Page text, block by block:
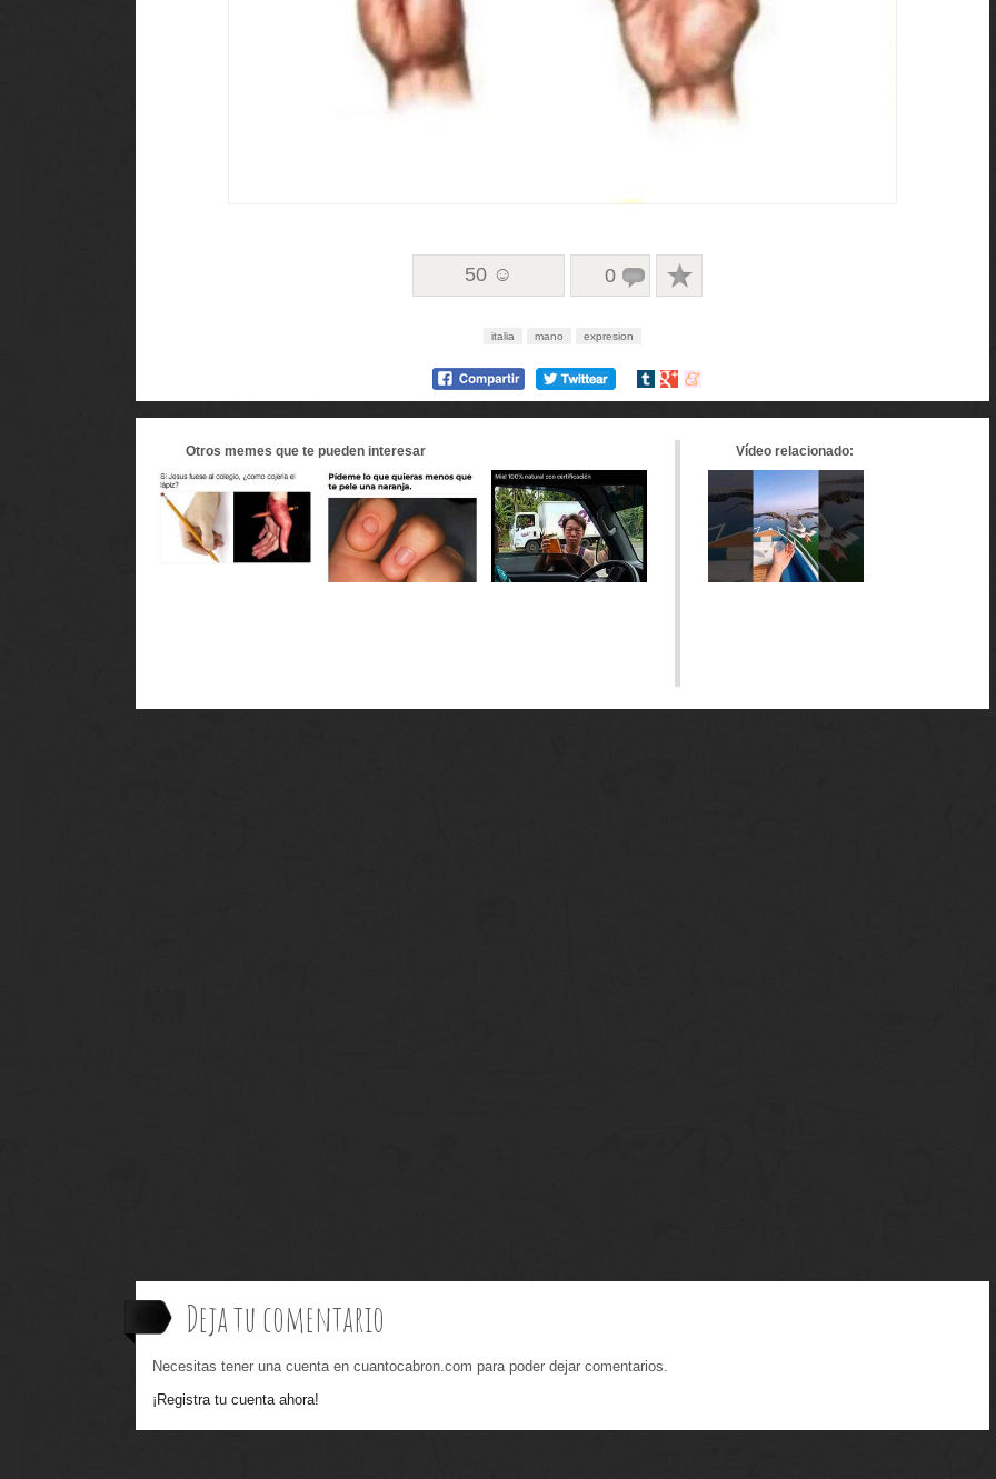
50 ☺ 0
italia mano expresion
Compartir
Compartir
Compartir
Otros memes que te pueden interesar Vídeo relacionado:
Deja tu comentario
Necesitas tener una cuenta en cuantocabron.com para poder dejar comentarios.
¡Registra tu cuenta ahora!